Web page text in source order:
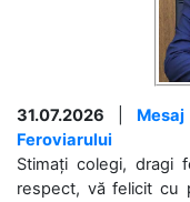
31.07.2026
Feroviarului
Stimați colegi, dragi
respect, vă felicit cu